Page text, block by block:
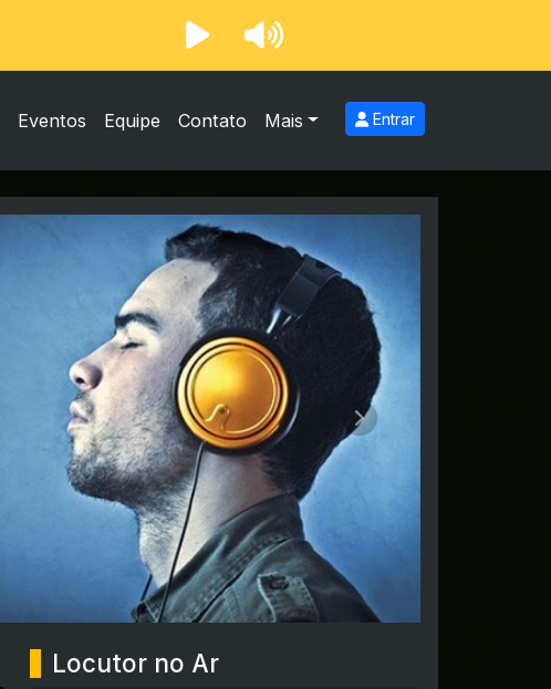
Eventos Equipe Contato Mais Entrar
Próximo
Locutor no Ar